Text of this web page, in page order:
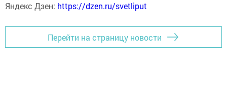
Яндекс Дзен: https://dzen.ru/svetliput
Перейти на страницу новости